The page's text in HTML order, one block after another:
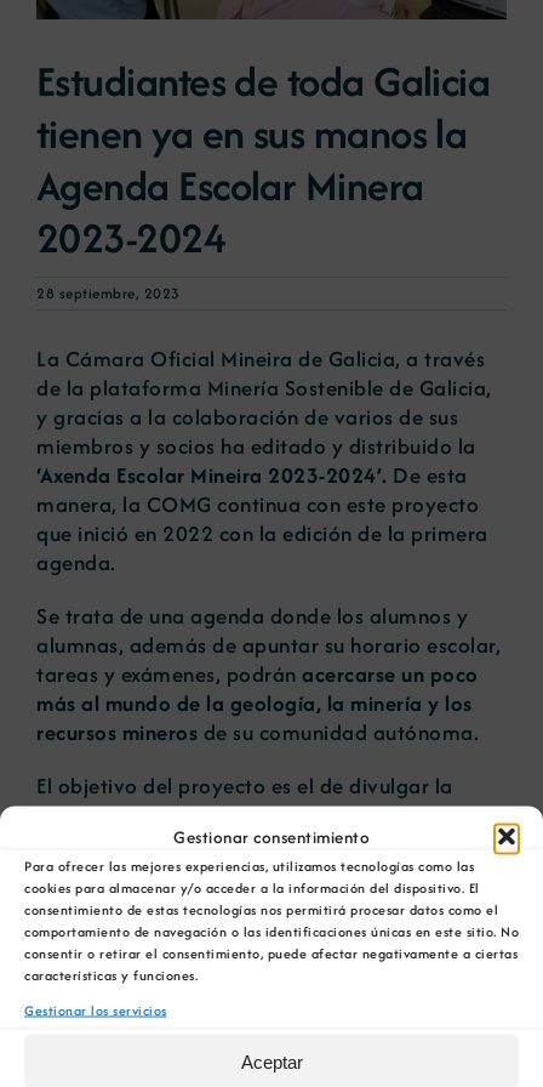
Gestionar consentimiento
Para ofrecer las mejores experiencias, utilizamos tecnologías como las
cookies para almacenar y/o acceder a la información del dispositivo. El
consentimiento de estas tecnologías nos permitirá procesar datos como el
comportamiento de navegación o las identificaciones únicas en este sitio. No
consentir o retirar el consentimiento, puede afectar negativamente a ciertas
características y funciones.
Gestionar los servicios
Aceptar
Noticias
Portal de empleo
Contacto
Estudiantes de toda Galicia
tienen ya en sus manos la
Agenda Escolar Minera
2023-2024
28 septiembre, 2023
La Cámara Oficial Mineira de Galicia, a través
de la plataforma Minería Sostenible de Galicia,
y gracias a la colaboración de varios de sus
miembros y socios ha editado y distribuido la
‘Axenda Escolar Mineira 2023-2024’. De esta
manera, la COMG continua con este proyecto
que inició en 2022 con la edición de la primera
agenda.
Se trata de una agenda donde los alumnos y
alumnas, además de apuntar su horario escolar,
tareas y exámenes, podrán acercarse un poco
más al mundo de la geología, la minería y los
recursos mineros de su comunidad autónoma.
El objetivo del proyecto es el de divulgar la
importancia de los recursos minerales desde un
punto de vista histórico y también desde su
utilidad nuestra vida cotidiana. Además, se
recogenconsejos que los más pequeños podrán
aplicar en su día a díarelacionados con el
ahorro energético, el cuidado del
medioambiente y el reciclaje.
centros de estudio de Primaria y Secundaria de